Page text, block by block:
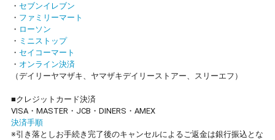
・ セブンイレブン
・ ファミリーマート
・ ローソン
・ ミニストップ
・ セイコーマート
・ オンライン決済
（デイリーヤマザキ、ヤマザキデイリーストアー、スリーエフ）
■クレジットカード決済
VISA・MASTER・JCB・DINERS・AMEX
決済手順
※引き落としお手続き完了後のキャンセルによるご返金は銀行振込とな